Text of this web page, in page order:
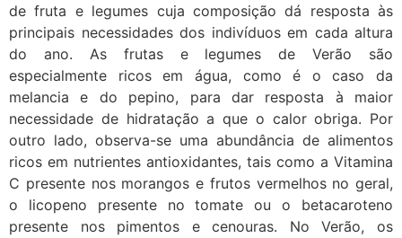
de fruta e legumes cuja composição dá resposta às
principais necessidades dos indivíduos em cada altura
do ano. As frutas e legumes de Verão são
especialmente ricos em água, como é o caso da
melancia e do pepino, para dar resposta à maior
necessidade de hidratação a que o calor obriga. Por
outro lado, observa-se uma abundância de alimentos
ricos em nutrientes antioxidantes, tais como a Vitamina
C presente nos morangos e frutos vermelhos no geral,
o licopeno presente no tomate ou o betacaroteno
presente nos pimentos e cenouras. No Verão, os